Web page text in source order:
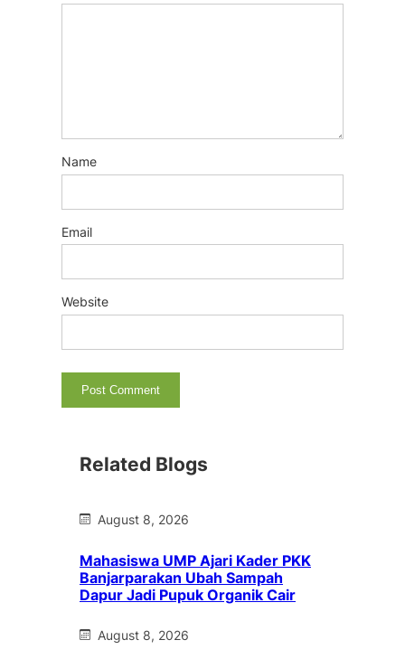
Name
Email
Website
Related Blogs
August 8, 2026
Mahasiswa UMP Ajari Kader PKK
Banjarparakan Ubah Sampah
Dapur Jadi Pupuk Organik Cair
August 8, 2026